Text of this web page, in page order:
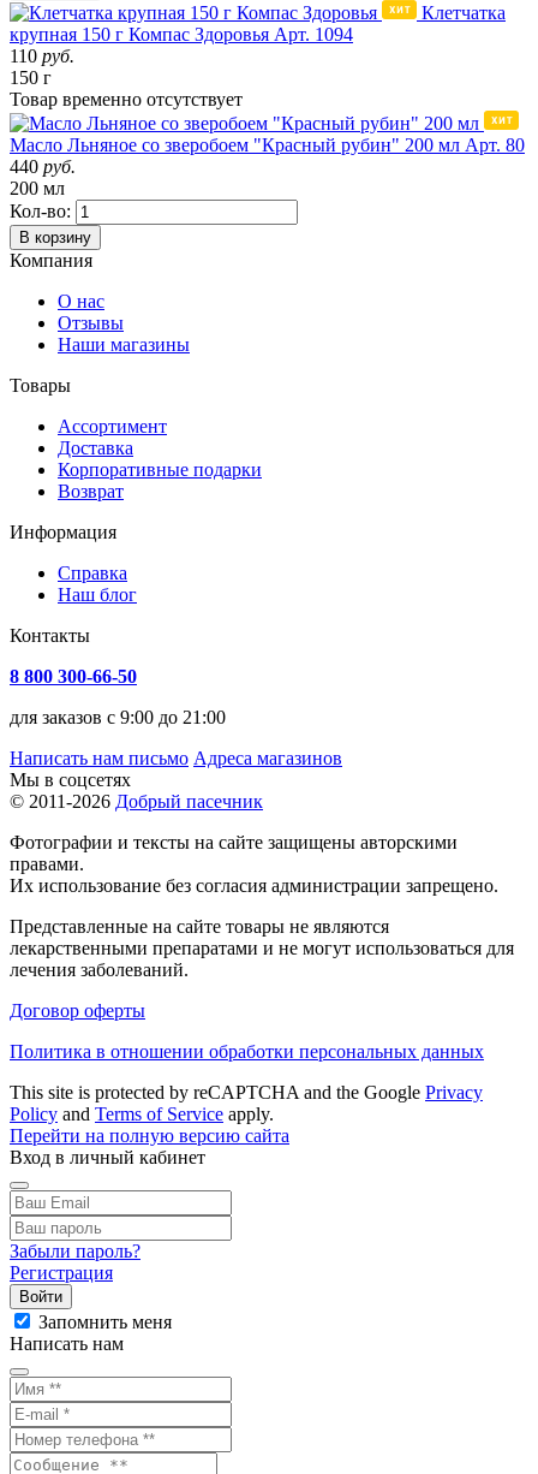
Клетчатка
крупная 150 г Компас Здоровья Арт. 1094
110 руб.
150 г
Товар временно отсутствует
Масло Льняное со зверобоем "Красный рубин" 200 мл Арт. 80
440 руб.
200 мл
Кол-во:
В корзину
Компания
О нас
Отзывы
Наши магазины
Товары
Ассортимент
Доставка
Корпоративные подарки
Возврат
Информация
Справка
Наш блог
Контакты
8 800 300-66-50
для заказов с 9:00 до 21:00
Написать нам письмо Адреса магазинов
Мы в соцсетях
© 2011-2026 Добрый пасечник
Фотографии и тексты на сайте защищены авторскими
правами.
Их использование без согласия администрации запрещено.
Представленные на сайте товары не являются
лекарственными препаратами и не могут использоваться для
лечения заболеваний.
Договор оферты
Политика в отношении обработки персональных данных
This site is protected by reCAPTCHA and the Google Privacy
Policy and Terms of Service apply.
Перейти на полную версию сайта
Вход в личный кабинет
Забыли пароль?
Регистрация
Войти
Запомнить меня
Написать нам